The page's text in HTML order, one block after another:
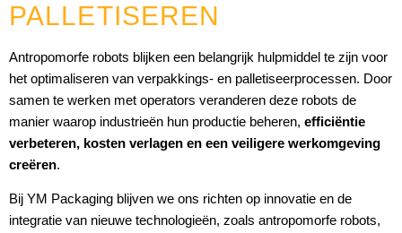
PALLETISEREN
Antropomorfe robots blijken een belangrijk hulpmiddel te zijn voor
het optimaliseren van verpakkings- en palletiseerprocessen. Door
samen te werken met operators veranderen deze robots de
manier waarop industrieën hun productie beheren, efficiëntie
verbeteren, kosten verlagen en een veiligere werkomgeving
creëren.
Bij YM Packaging blijven we ons richten op innovatie en de
integratie van nieuwe technologieën, zoals antropomorfe robots,